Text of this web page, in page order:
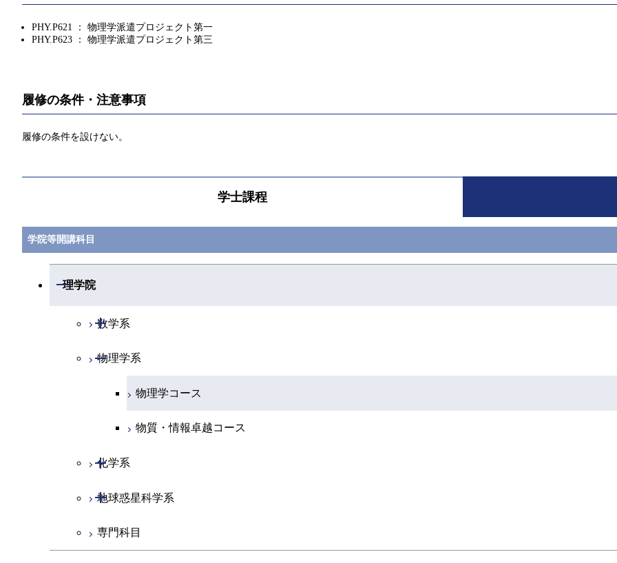
PHY.P621 ： 物理学派遣プロジェクト第一
PHY.P623 ： 物理学派遣プロジェクト第三
履修の条件・注意事項
履修の条件を設けない。
学士課程
学院等開講科目
理学院
開閉
数学系
開閉
数学コース
物理学系
開閉
物理学コース
物質・情報卓越コース
化学系
開閉
化学コース
エネルギーコース
地球惑星科学系
開閉
地球惑星科学コース
専門科目